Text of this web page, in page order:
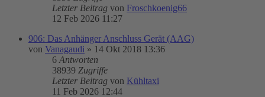
Letzter Beitrag von Froschkoenig66
12 Feb 2026 11:27
906: Das Anhänger Anschluss Gerät (AAG)
von Vanagaudi » 14 Okt 2018 13:36
6 Antworten
38939 Zugriffe
Letzter Beitrag von Kühltaxi
11 Feb 2026 12:44